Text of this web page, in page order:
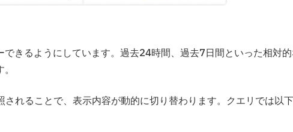
きるようにしています。過去24時間、過去7日間といった相対
されることで、表示内容が動的に切り替わります。クエリでは以